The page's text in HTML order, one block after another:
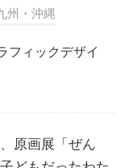
州・沖縄
フィックデザイ
原画展「ぜん